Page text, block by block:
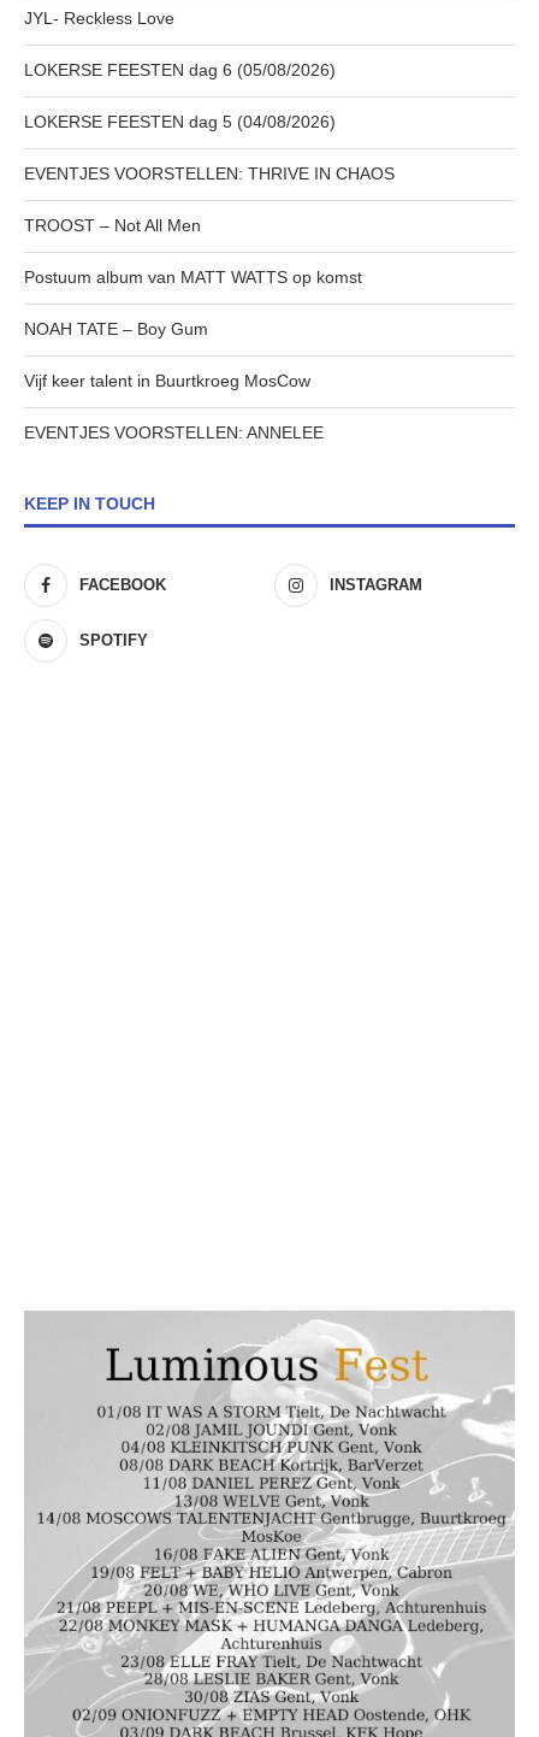
JYL- Reckless Love
LOKERSE FEESTEN dag 6 (05/08/2026)
LOKERSE FEESTEN dag 5 (04/08/2026)
EVENTJES VOORSTELLEN: THRIVE IN CHAOS
TROOST – Not All Men
Postuum album van MATT WATTS op komst
NOAH TATE – Boy Gum
Vijf keer talent in Buurtkroeg MosCow
EVENTJES VOORSTELLEN: ANNELEE
KEEP IN TOUCH
FACEBOOK INSTAGRAM
SPOTIFY